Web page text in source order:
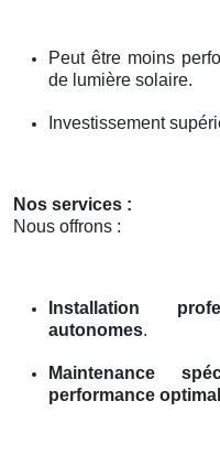
Peut être moins
de lumière solaire.
Investissement
Nos services :
Nous offrons :
Installation
autonomes.
Maintenance
performance